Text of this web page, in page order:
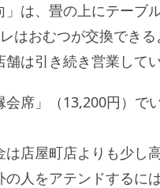
」は、畳の上にテーブ
はおむつが交換でき
舗は引き続き営業してい
会席」（13,200円）で
店屋町店よりも少し
の人をアテンドするに